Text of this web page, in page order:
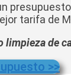
tarifa de
limpieza de
>>